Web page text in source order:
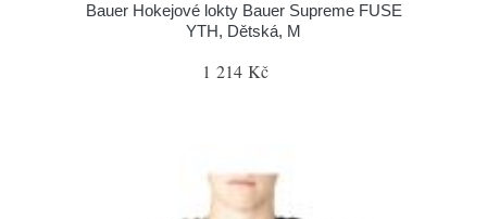
Bauer Hokejové lokty Bauer Supreme FUSE
YTH, Dětská, M
1 214 Kč